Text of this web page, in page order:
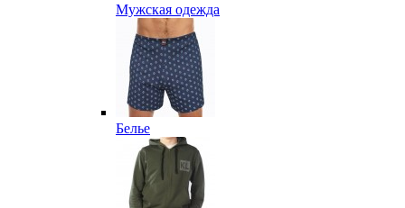
Мужская одежда
Белье